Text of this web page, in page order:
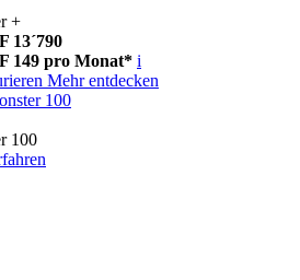
+
13´790
149 pro Monat* i
Mehr entdecken
100
100